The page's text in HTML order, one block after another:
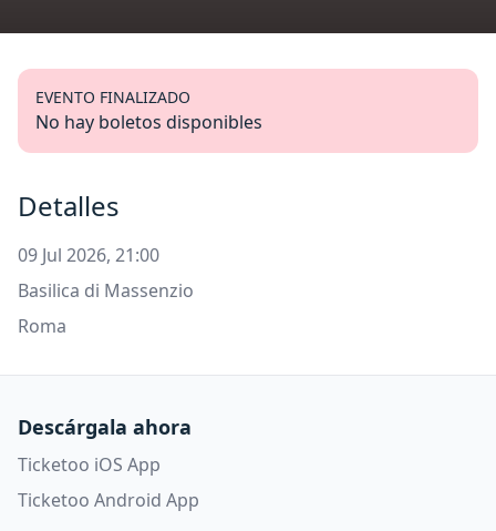
EVENTO FINALIZADO
No hay boletos disponibles
Detalles
09 Jul 2026, 21:00
Basilica di Massenzio
Roma
Descárgala ahora
Ticketoo iOS App
Ticketoo Android App